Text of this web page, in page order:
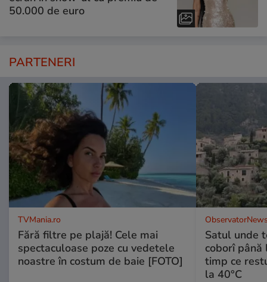
50.000 de euro
PARTENERI
TVMania.ro
Fără filtre pe plajă! Cele mai
spectaculoase poze cu vedetele
noastre în costum de baie [FOTO]
Satul unde
coborî până
timp ce
la 40°C